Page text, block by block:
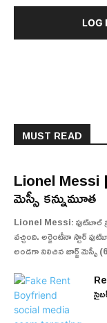
LOG
MUST READ
Lionel Messi
మెస్సీ కన్నుమూత
Lionel Messi: ఫుట్‌బాల్
వచ్చింది. అర్జెంటీనా స్టార్
అండగా నిలిచిన జార్జ్ మెస్సీ